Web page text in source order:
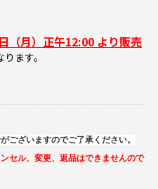
（月）正午12:00 より販売
ます。
ございますのでご了承ください。
セル、変更、返品はできませんので